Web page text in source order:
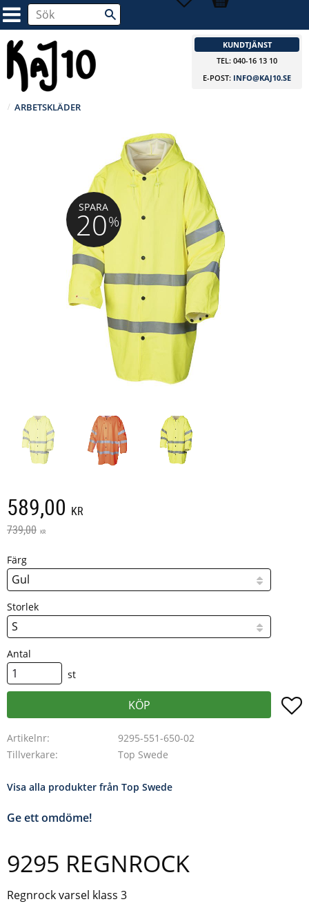
KUNDTJÄNST
TEL: 040-16 13 10
E-POST: INFO@KAJ10.SE
ARBETSKLÄDER
SPARA
20%
Nedsatt pris:
589,00 KR
Ordinarie pris:
739,00 KR
Färg
Storlek
Antal
st
KÖP
Artikelnr
9295-551-650-02
Tillverkare
Top Swede
Visa alla produkter från Top Swede
Ge ett omdöme!
9295 REGNROCK
Regnrock varsel klass 3